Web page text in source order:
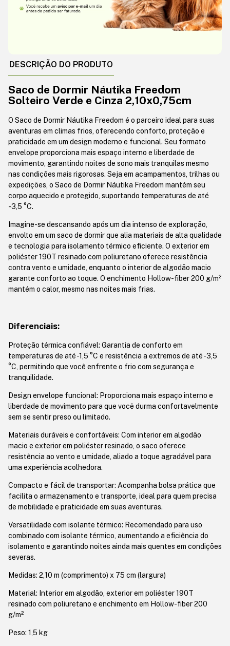
DESCRIÇÃO DO PRODUTO
Saco de Dormir Náutika Freedom
Solteiro Verde e Cinza 2,10x0,75cm
O Saco de Dormir Náutika Freedom é o parceiro ideal para suas
aventuras em climas frios, oferecendo conforto, proteção e
praticidade em um design moderno e funcional. Seu formato
envelope proporciona mais espaço interno e liberdade de
movimento, garantindo noites de sono mais tranquilas mesmo
nas condições mais rigorosas. Seja em acampamentos, trilhas ou
expedições, o Saco de Dormir Náutika Freedom mantém seu
corpo aquecido e protegido, suportando temperaturas de até
-3,5 °C.
Imagine-se descansando após um dia intenso de exploração,
envolto em um saco de dormir que alia materiais de alta qualidade
e tecnologia para isolamento térmico eficiente. O exterior em
poliéster 190T resinado com poliuretano oferece resistência
contra vento e umidade, enquanto o interior de algodão macio
garante conforto ao toque. O enchimento Hollow-fiber 200 g/m²
mantém o calor, mesmo nas noites mais frias.
Diferenciais:
Proteção térmica confiável: Garantia de conforto em
temperaturas de até -1,5 °C e resistência a extremos de até -3,5
°C, permitindo que você enfrente o frio com segurança e
tranquilidade.
Design envelope funcional: Proporciona mais espaço interno e
liberdade de movimento para que você durma confortavelmente
sem se sentir preso ou limitado.
Materiais duráveis e confortáveis: Com interior em algodão
macio e exterior em poliéster resinado, o saco oferece
resistência ao vento e umidade, aliado a toque agradável para
uma experiência acolhedora.
Compacto e fácil de transportar: Acompanha bolsa prática que
facilita o armazenamento e transporte, ideal para quem precisa
de mobilidade e praticidade em suas aventuras.
Versatilidade com isolante térmico: Recomendado para uso
combinado com isolante térmico, aumentando a eficiência do
isolamento e garantindo noites ainda mais quentes em condições
severas.
Medidas: 2,10 m (comprimento) x 75 cm (largura)
Material: Interior em algodão, exterior em poliéster 190T
resinado com poliuretano e enchimento em Hollow-fiber 200
g/m²
Peso: 1,5 kg